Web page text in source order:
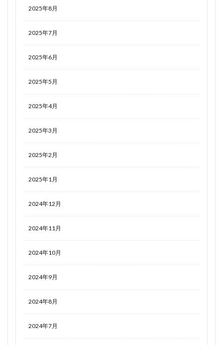
2025年8月
2025年7月
2025年6月
2025年5月
2025年4月
2025年3月
2025年2月
2025年1月
2024年12月
2024年11月
2024年10月
2024年9月
2024年8月
2024年7月